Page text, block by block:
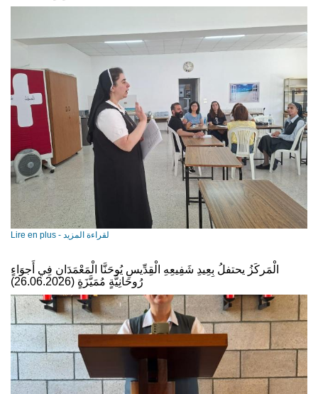
Lire en plus - لقراءة المزيد
الْمَركَزُ يحتفلُ بِعِيدِ شَفِيعِهِ الْقِدِّيسِ يُوحَنَّا الْمَعْمَدَانِ فِي أَجوَاءٍ
رُوحَانِيَّةٍ مُمَيَّزَةٍ (26.06.2026)